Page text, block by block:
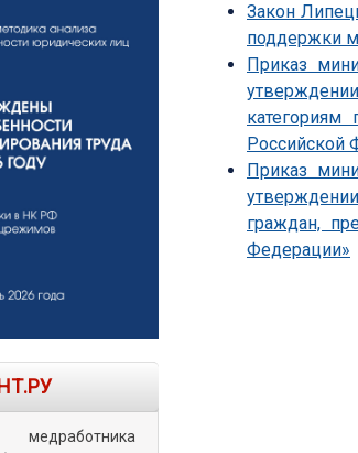
Закон
поддержки
Приказ
Российской
Приказ
граждан,
Федерации»
медработника